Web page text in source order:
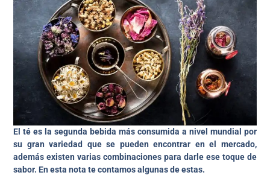
El té es la segunda bebida más consumida a nivel mundial por
su gran variedad que se pueden encontrar en el mercado,
además existen varias combinaciones para darle ese toque de
sabor. En esta nota te contamos algunas de estas.